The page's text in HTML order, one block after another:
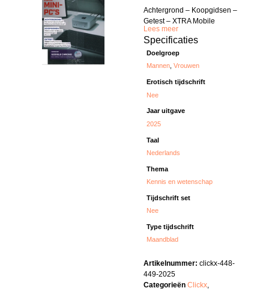
Achtergrond – Koopgidsen –
Getest – XTRA Mobile
Lees meer
Specificaties
Doelgroep
Mannen,Vrouwen
Erotisch tijdschrift
Nee
Jaar uitgave
2025
Taal
Nederlands
Thema
Kennis en wetenschap
Tijdschrift set
Nee
Type tijdschrift
Maandblad
Artikelnummer: clickx-448-
449-2025
Categorieën Clickx,